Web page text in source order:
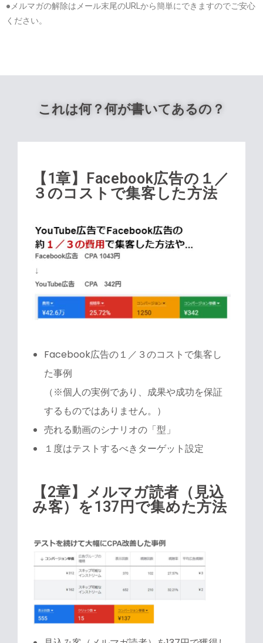
●メルマガの解除はメール末尾のURLから簡単にできますのでご安心
ください。
これは何？何が書いてあるの？
【1章】Facebook広告の１／
３のコストで集客した方法
Facebook広告の１／３のコストで集客し
た事例
（※個人の実例であり、成果や成功を保証
するものではありません。）
売れる動画のシナリオの「型」
１度はテストするべきターゲット設定
【2章】メルマガ読者（見込
み客）を137円で集めた方法